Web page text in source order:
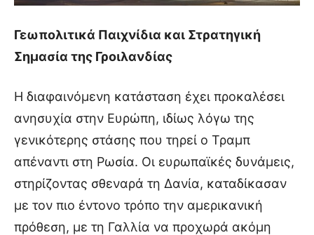
Γεωπολιτικά Παιχνίδια και Στρατηγική
Σημασία της Γροιλανδίας
Η διαφαινόμενη κατάσταση έχει προκαλέσει
ανησυχία στην Ευρώπη, ιδίως λόγω της
γενικότερης στάσης που τηρεί ο Τραμπ
απέναντι στη Ρωσία. Οι ευρωπαϊκές δυνάμεις,
στηρίζοντας σθεναρά τη Δανία, καταδίκασαν
με τον πιο έντονο τρόπο την αμερικανική
πρόθεση, με τη Γαλλία να προχωρά ακόμη